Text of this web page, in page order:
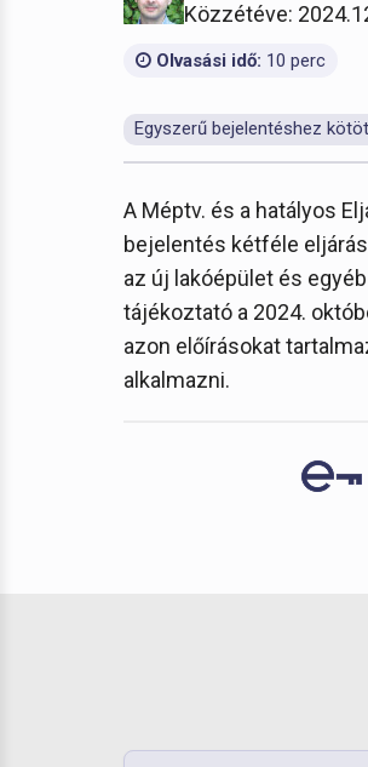
Közzétéve:
Olvasási idő: 10 perc
Egyszerű bejelentéshez
A Méptv. és a hatályos
bejelentés kétféle
az új lakóépület és
tájékoztató a 2024.
azon előírásokat
alkalmazni.